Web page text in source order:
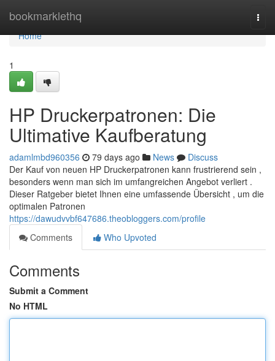
bookmarklethq
Home
Home
1
HP Druckerpatronen: Die
Ultimative Kaufberatung
adamlmbd960356 79 days ago News
Discuss
Der Kauf von neuen HP Druckerpatronen kann frustrierend sein ,
besonders wenn man sich im umfangreichen Angebot verliert .
Dieser Ratgeber bietet Ihnen eine umfassende Übersicht , um die
optimalen Patronen
https://dawudvvbf647686.theobloggers.com/profile
Comments
Who Upvoted
Comments
Submit a Comment
No HTML